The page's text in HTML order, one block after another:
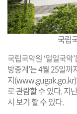
국립
국립국악원 ‘일일국악
방중계’는 4월 25일
지(www.gugak.go.kr
로 관람할 수 있다. 지
시 보기 할 수 있다.